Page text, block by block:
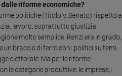
riforme economiche?
politiche (Titolo V, Senato) rispetto a
lavoro, soprattutto giustizia
molto semplice. Renzi era in grado,
braccio di ferro con i politici su temi
elettorale. Ma per le riforme
le categorie produttive: le imprese, i